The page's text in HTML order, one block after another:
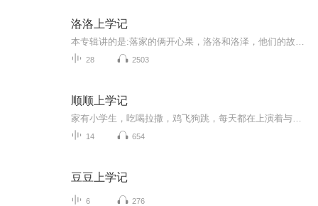
洛洛上学记
28 2503
顺顺上学记
14 654
豆豆上学记
6 276